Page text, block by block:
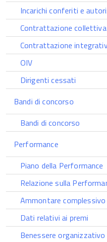
Incarichi conferiti e
Contrattazione collettiva
Contrattazione
OIV
Dirigenti cessati
Bandi di concorso
Bandi di concorso
Performance
Piano della Performance
Relazione sulla
Ammontare complessivo
Dati relativi ai premi
Benessere organizzativo